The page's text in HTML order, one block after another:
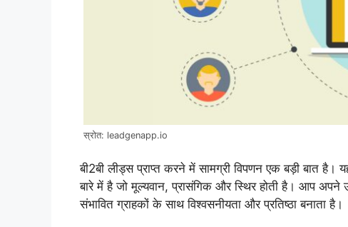
स्रोत: leadgenapp.io
बी2बी लीड्स प्राप्त करने में सामग्री विपणन एक बड़ी बात
बारे में है जो मूल्यवान, प्रासंगिक और स्थिर होती है। आप अपने
संभावित ग्राहकों के साथ विश्वसनीयता और प्रतिष्ठा बनाता है।